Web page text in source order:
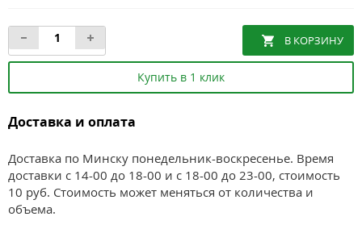
Купить в 1 клик
Доставка и оплата
Доставка по Минску понедельник-воскресенье. Время
доставки с 14-00 до 18-00 и с 18-00 до 23-00, стоимость
10 руб. Стоимость может меняться от количества и
объема.